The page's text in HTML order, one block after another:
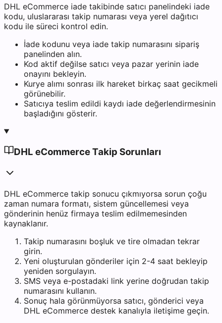
DHL eCommerce iade takibinde satıcı panelindeki iade
kodu, uluslararası takip numarası veya yerel dağıtıcı
kodu ile süreci kontrol edin.
İade kodunu veya iade takip numarasını sipariş
panelinden alın.
Kod aktif değilse satıcı veya pazar yerinin iade
onayını bekleyin.
Kurye alımı sonrası ilk hareket birkaç saat gecikmeli
görünebilir.
Satıcıya teslim edildi kaydı iade değerlendirmesinin
başladığını gösterir.
DHL eCommerce Takip Sorunları
DHL eCommerce takip sonucu çıkmıyorsa sorun çoğu
zaman numara formatı, sistem güncellemesi veya
gönderinin henüz firmaya teslim edilmemesinden
kaynaklanır.
Takip numarasını boşluk ve tire olmadan tekrar
girin.
Yeni oluşturulan gönderiler için 2-4 saat bekleyip
yeniden sorgulayın.
SMS veya e-postadaki link yerine doğrudan takip
numarasını kullanın.
Sonuç hala görünmüyorsa satıcı, gönderici veya
DHL eCommerce destek kanalıyla iletişime geçin.